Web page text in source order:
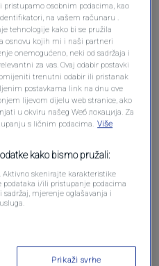
osobnim podacima, kao
na vašem računaru .
tehnologije kako bi se pružila
osnovu kojih mi i naši partneri
onemogućeno, neki od sadržaja i
za vas. Ovaj odabir postavki
trenutni odabir ili pristanak
postavkama link na dnu ove
lijevom dijelu web stranice, ako
u okviru našeg Wеб локација. Za
s ličnim podacima. Više
kako bismo pružali:
Aktivno skenirajte karakteristike
i/ili pristupanje podacima
sadržaj, mjerenje oglašavanja i
Prikaži svrhe